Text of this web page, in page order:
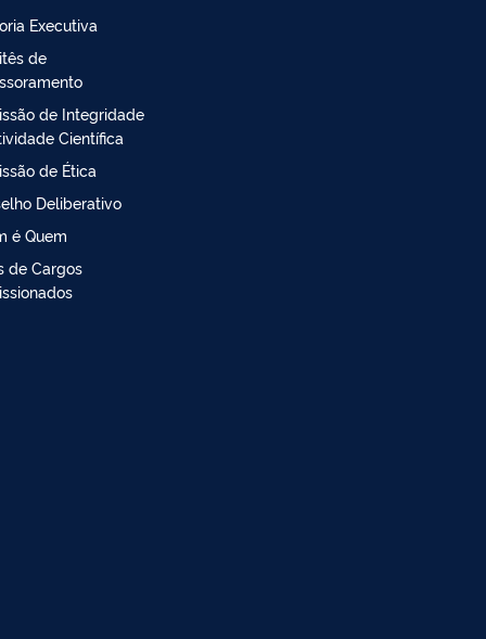
Executiva
de
de Integridade
Científica
de Ética
Deliberativo
é Quem
de Cargos